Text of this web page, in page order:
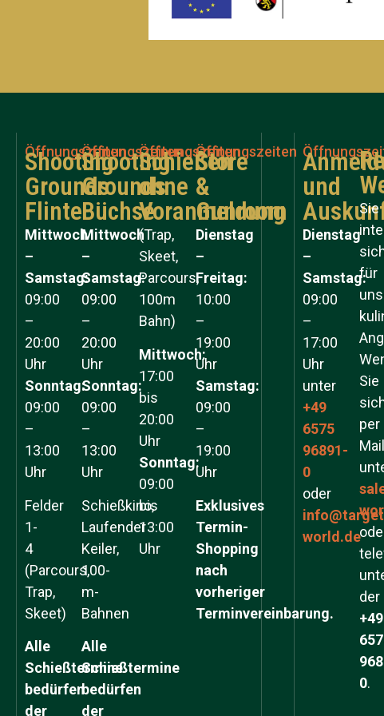
Öffnungszeiten
Shooting
Grounds
Flinte
Mittwoch
–
Samstag:
09:00
–
20:00
Uhr
Sonntag:
09:00
–
13:00
Uhr
Felder
1-
4
(Parcours,
Trap,
Skeet)
Alle
Schießtermine
bedürfen
der
Öffnungszeiten
Shooting
Grounds
Büchse
Mittwoch
–
Samstag:
09:00
–
20:00
Uhr
Sonntag:
09:00
–
13:00
Uhr
Schießkino,
Laufender
Keiler,
100-
m-
Bahnen
Alle
Schießtermine
bedürfen
der
Öffnungszeiten
Schießen
ohne
Voranmeldung
(Trap,
Skeet,
Parcours,
100m
Bahn)
Mittwoch:
17:00
bis
20:00
Uhr
Sonntag:
09:00
bis
13:00
Uhr
Öffnungszeiten
Store
&
Gunroom
Dienstag
–
Freitag:
10:00
–
19:00
Uhr
Samstag:
09:00
–
19:00
Uhr
Exklusives
Termin-
Shopping
nach
vorheriger
Terminvereinbarung.
und
Dienstag
–
Samstag:
09:00
–
17:00
Uhr
unter
+49
6575
96891-
0
oder
world.de
Sie
für
Sie
per
Mail
der
+49
0.